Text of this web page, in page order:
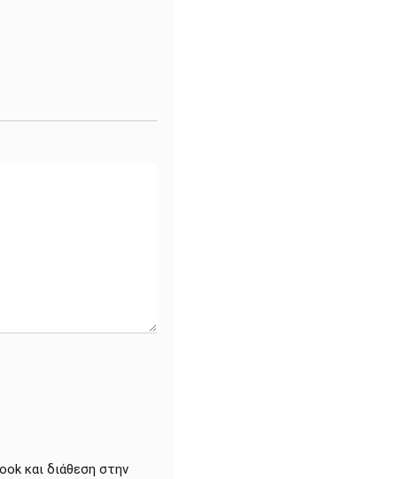
και διάθεση στην